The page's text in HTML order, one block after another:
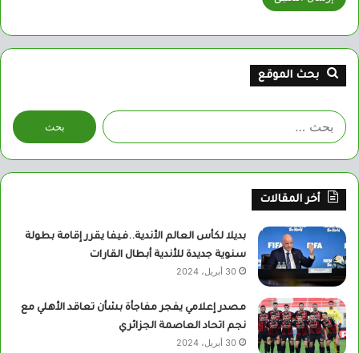
بحث الموقع
البحث
عن:
أخر المقالات
بديلا لكأس العالم الأندية..فيفا يقرر إقامة بطولة
سنوية جديدة للأندية أبطال القارات
30 أبريل، 2024
مصدر إعلامي يفجر مفاجأة بشأن تعاقد الأهلي مع
نجم اتحاد العاصمة الجزائري
30 أبريل، 2024